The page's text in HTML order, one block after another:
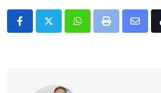
Whatsapp
Print
Share